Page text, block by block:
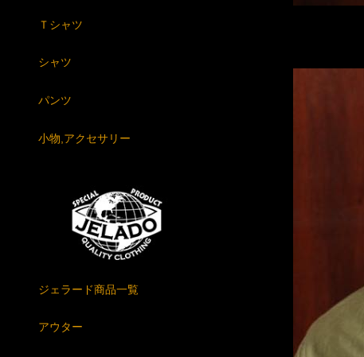
Ｔシャツ
シャツ
パンツ
小物,アクセサリー
ジェラード商品一覧
アウター